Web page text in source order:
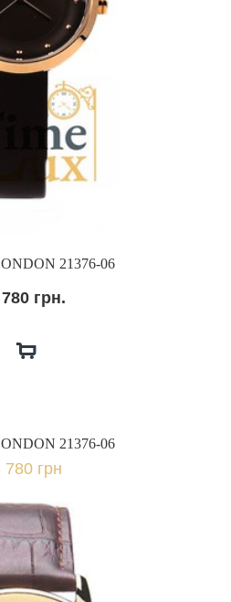
21376-06
грн.
21376-06
780 грн